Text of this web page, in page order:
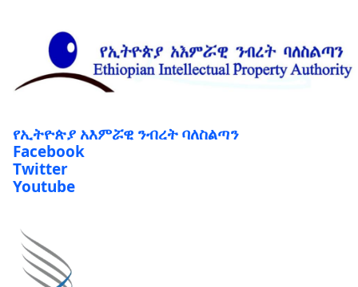
የኢትዮጵያ አእምሯዊ ንብረት ባለስልጣን
Facebook
Twitter
Youtube